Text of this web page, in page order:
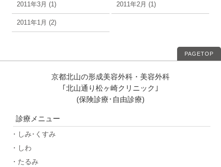
2011年3月 (1) 2011年2月 (1)
2011年1月 (2)
PAGETOP
京都北山の形成美容外科・美容外科
｢北山通り松ヶ崎クリニック｣
(保険診療･自由診療)
診療メニュー
・しみ･くすみ
・しわ
・たるみ